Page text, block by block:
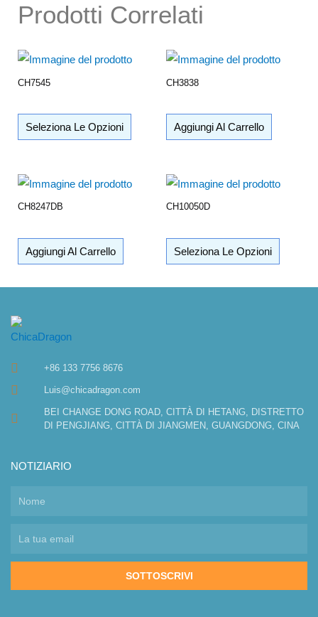
Prodotti Correlati
CH7545
Seleziona Le Opzioni
CH3838
Aggiungi Al Carrello
CH8247DB
Aggiungi Al Carrello
CH10050D
Seleziona Le Opzioni
+86 133 7756 8676
Luis@chicadragon.com
BEI CHANGE DONG ROAD, CITTÀ DI HETANG, DISTRETTO
DI PENGJIANG, CITTÀ DI JIANGMEN, GUANGDONG, CINA
NOTIZIARIO
SOTTOSCRIVI